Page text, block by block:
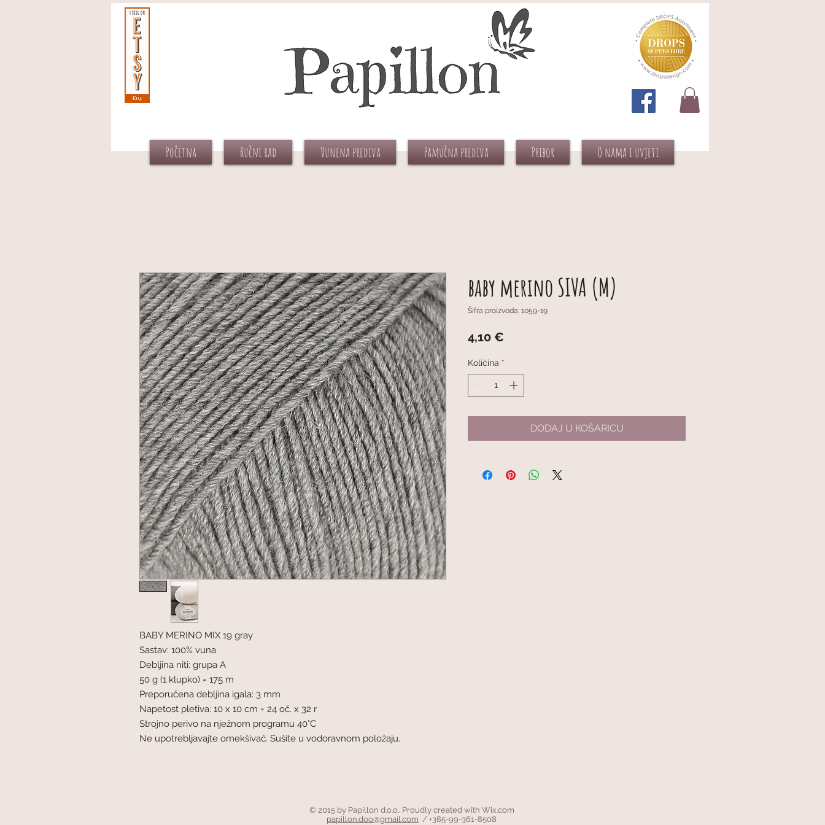
Početna Ručni rad Vunena prediva Pamučna prediva Pribor O nama i uvjeti
BABY MERINO MIX 19 gray
Sastav: 100% vuna
Debljina niti: grupa A
50 g (1 klupko) = 175 m
Preporučena debljina igala: 3 mm
Napetost pletiva: 10 x 10 cm = 24 oč. x 32 r
Strojno perivo na nježnom programu 40°C
Ne upotrebljavajte omekšivač. Sušite u vodoravnom položaju.
baby merino SIVA (M)
Šifra proizvoda: 1059-19
4,10 €
Količina *
DODAJ U KOŠARICU
© 2015 by Papillon d.o.o.. Proudly created with Wix.com
papillon.doo@gmail.com / +385-99-361-8508